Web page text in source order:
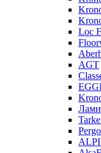
Loc
AGT
Pergo